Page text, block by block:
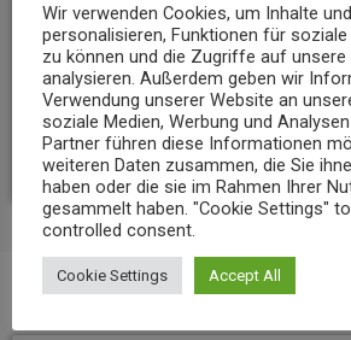
NEWS
Niedrigwasser belastet Gewässer im Landkreis
today 7. AUGUST 2026 12
Wir verwenden Cookies, um Inhalte
personalisieren, Funktionen für
zu können und die Zugriffe auf unsere
analysieren. Außerdem geben wir
Verwendung unserer Website an
soziale Medien, Werbung und
Partner führen diese Informationen
weiteren Daten zusammen, die Sie
haben oder die sie im Rahmen Ihrer
gesammelt haben. "Cookie Settings"
controlled consent.
Cookie Settings Accept All